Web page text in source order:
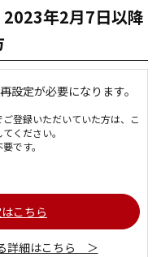
年2月7日以降
設定が必要になります。
登録いただいていた方は、こ
ください。
です。
こちら
詳細はこちら ＞